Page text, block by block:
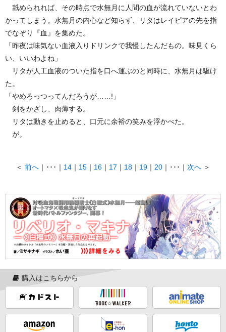
舐められれば、その時点で水無月に人間の血が流れていないとわ
かってしまう。水無月の内心など知らず、リタはレイピアの先を指
でなぞり『血』を集めた。
「昨夜は味気ない血液入りドリンクで我慢したんだもの。味見くら
い、いいわよね」
リタが人工血液のついた指を口へ運ぶのと同時に、水無月は駆け
た。
「やめろっつってんだろうが……!」
剣をかざし、肉薄する。
リタは動きを止めると、口元に余裕の笑みを浮かべた。
が。
＜ 前へ ｜･･･｜ 14 ｜ 15 ｜ 16 ｜ 17 ｜ 18 ｜ 19 ｜ 20 ｜･･･｜ 次へ ＞
購入はこちらから